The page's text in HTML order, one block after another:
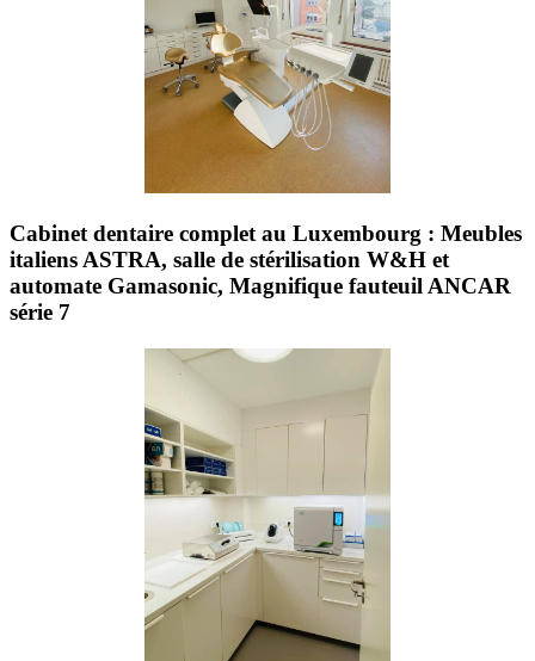
Cabinet dentaire complet au Luxembourg : Meubles
italiens ASTRA, salle de stérilisation W&H et
automate Gamasonic, Magnifique fauteuil ANCAR
série 7